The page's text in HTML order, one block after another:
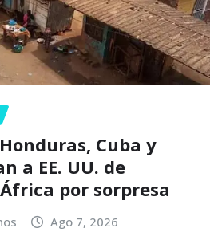
Cuba y
a EE. UU. de
por sorpresa
Ago 7, 2026